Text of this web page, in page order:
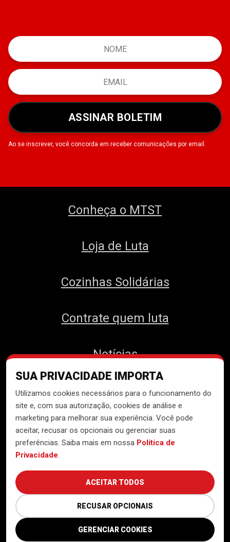
SUA PRIVACIDADE IMPORTA
Utilizamos cookies necessários para o funcionamento do
site e, com sua autorização, cookies de análise e
marketing para melhorar sua experiência. Você pode
aceitar, recusar os opcionais ou gerenciar suas
preferências. Saiba mais em nossa Política de
Privacidade.
ACEITAR TODOS
RECUSAR OPCIONAIS
GERENCIAR COOKIES
ASSINAR BOLETIM
Ao se inscrever, você concorda em receber comunicações por email.
Conheça o MTST
Loja de Luta
Cozinhas Solidárias
Contrate quem luta
Notícias
Contato
Desenvolvido peloNúcleo de
Tecnologia do MTST